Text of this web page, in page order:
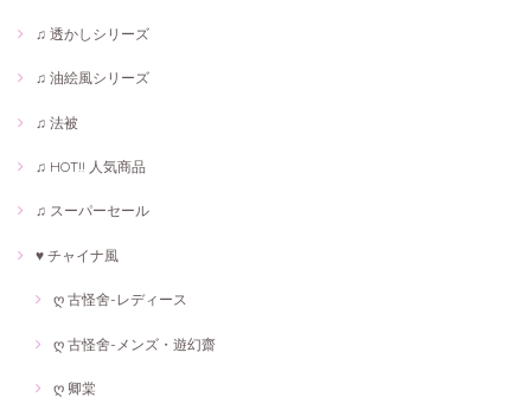
♫ 透かしシリーズ
♫ 油絵風シリーズ
♫ 法被
♫ HOT!! 人気商品
♫ スーパーセール
♥ チャイナ風
ღ 古怪舍-レディース
ღ 古怪舍-メンズ・遊幻齋
ღ 卿棠